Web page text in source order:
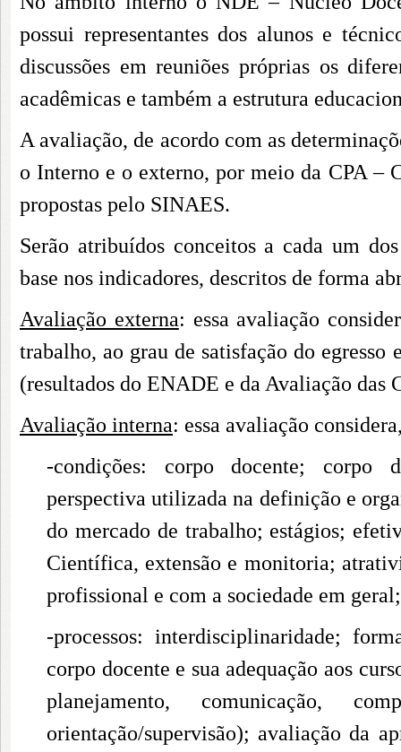
possui representantes dos alunos e
discussões em reuniões próprias os
acadêmicas e também a estrutura
A avaliação, de acordo com as
o Interno e o externo, por meio da CPA –
propostas pelo SINAES.
Serão atribuídos conceitos a cada um
base nos indicadores, descritos de forma
Avaliação externa: essa avaliação
trabalho, ao grau de satisfação do
(resultados do ENADE e da Avaliação das
Avaliação interna: essa avaliação
-condições: corpo docente; corpo
perspectiva utilizada na definição e
do mercado de trabalho; estágios;
Científica, extensão e monitoria;
profissional e com a sociedade em geral;
-processos: interdisciplinaridade;
corpo docente e sua adequação aos
planejamento, comunicação,
orientação/supervisão); avaliação da